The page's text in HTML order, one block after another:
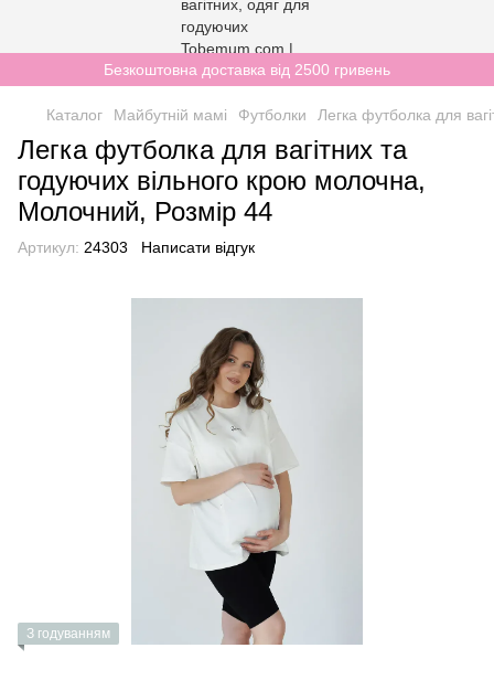
Безкоштовна доставка від 2500 гривень
Каталог Майбутній мамі Футболки Легка футболка для
Легка футболка для вагітних та
годуючих вільного крою молочна,
Молочний, Розмір 44
Артикул: 24303 Написати відгук
З годуванням